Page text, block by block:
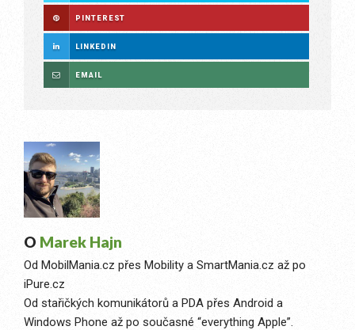
PINTEREST
LINKEDIN
EMAIL
O Marek Hajn
Od MobilMania.cz přes Mobility a SmartMania.cz až po
iPure.cz
Od stařičkých komunikátorů a PDA přes Android a
Windows Phone až po současné “everything Apple”.